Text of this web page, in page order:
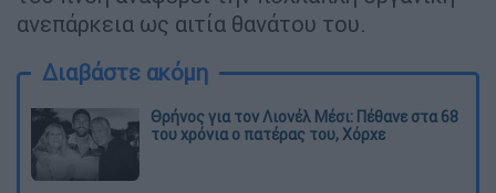
ανεπάρκεια ως αιτία θανάτου του.
Διαβάστε ακόμη
Θρήνος για τον Λιονέλ Μέσι: Πέθανε στα 68
του χρόνια ο πατέρας του, Χόρχε